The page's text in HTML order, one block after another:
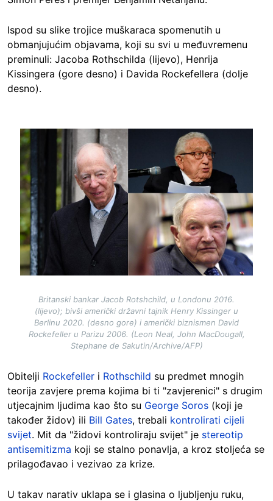
Ispod su slike trojice muškaraca spomenutih u
obmanjujućim objavama, koji su svi u međuvremenu
preminuli: Jacoba Rothschilda (lijevo), Henrija
Kissingera (gore desno) i Davida Rockefellera (dolje
desno).
Image
Britanski bankar Jacob Rotshchild, u Londonu 2016.
(lijevo); bivši američki državni tajnik Henry Kissinger u
Berlinu 2020. (desno gore) i američki biznismen David
Rockefeller u Parizu 2006. (Leon Neal, John MacDougall,
Stephane de Sakutin/Archive/AFP)
Obitelji Rockefeller i Rothschild su predmet mnogih
teorija zavjere prema kojima bi ti "zavjerenici" s drugim
utjecajnim ljudima kao što su George Soros (koji je
također židov) ili Bill Gates, trebali kontrolirati cijeli
svijet. Mit da "židovi kontroliraju svijet" je stereotip
antisemitizma koji se stalno ponavlja, a kroz stoljeća se
prilagođavao i vezivao za krize.
U takav narativ uklapa se i glasina o ljubljenju ruku,